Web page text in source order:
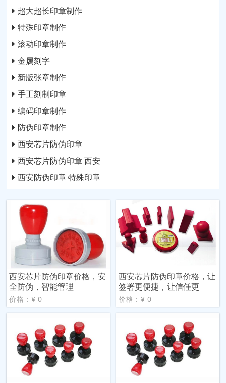
超大超长印章制作
特殊印章制作
滚动印章制作
金属刻字
新版张章制作
手工刻制印章
编码印章制作
防伪印章制作
西安芯片防伪印章
西安芯片防伪印章 西安
西安防伪印章 特殊印章
西安芯片防伪印章价格，安
全防伪，智能管理
价格：¥ 0
西安芯片防伪印章价格，让
签署更便捷，让信任更
价格：¥ 0